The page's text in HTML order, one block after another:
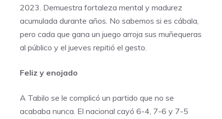
2023. Demuestra fortaleza mental y madurez
acumulada durante años. No sabemos si es cábala,
pero cada que gana un juego arroja sus muñequeras
al público y el jueves repitió el gesto.
Feliz y enojado
A Tabilo se le complicó un partido que no se
acababa nunca. El nacional cayó 6-4, 7-6 y 7-5